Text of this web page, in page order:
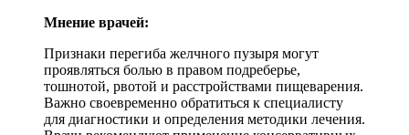
Мнение врачей:
Признаки перегиба желчного пузыря могут
проявляться болью в правом подреберье,
тошнотой, рвотой и расстройствами пищеварения.
Важно своевременно обратиться к специалисту
для диагностики и определения методики лечения.